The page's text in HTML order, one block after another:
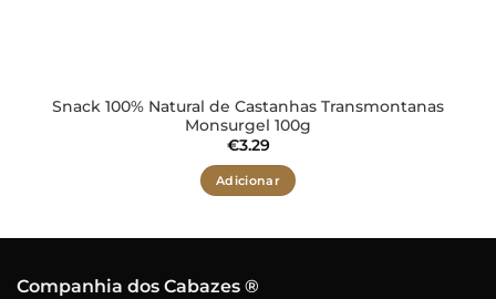
Snack 100% Natural de Castanhas Transmontanas
Monsurgel 100g
€3.29
Adicionar
Companhia dos Cabazes ®